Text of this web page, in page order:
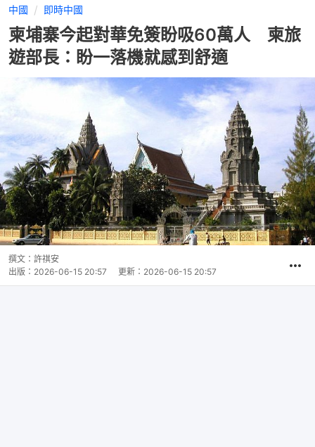
中國 即時中國
柬埔寨今起對華免簽盼吸60萬人 柬旅
遊部長：盼一落機就感到舒適
撰文： 許祺安
出版： 2026-06-15 20:57 更新： 2026-06-15 20:57